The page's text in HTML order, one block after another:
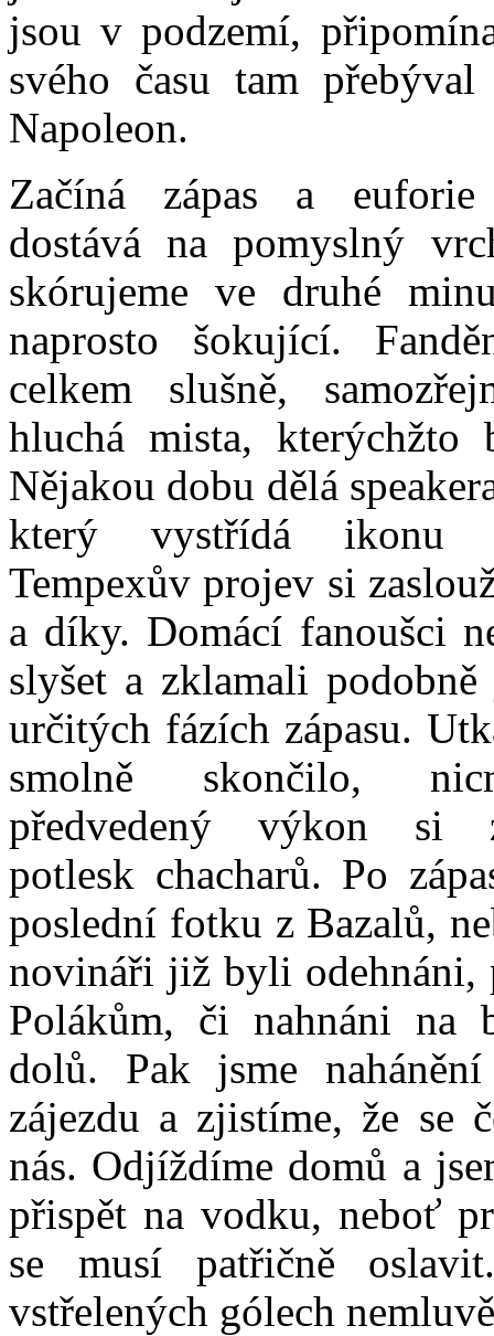
jsou v podzemí,
svého času tam
Napoleon.
Začíná zápas a
dostává na pomyslný
skórujeme ve druhé
naprosto šokující.
celkem slušně,
hluchá mista, kterýchžto
Nějakou dobu dělá
který vystřídá
Tempexův projev si
a díky. Domácí fanoušci
slyšet a zklamali
určitých fázích zápasu.
smolně skončilo,
předvedený výkon si
potlesk chacharů. Po
poslední fotku z Bazalů,
novináři již byli odehnáni,
Polákům, či nahnáni na
dolů. Pak jsme
zájezdu a zjistíme, že se
nás. Odjíždíme domů a
přispět na vodku, neboť
se musí patřičně
vstřelených gólech